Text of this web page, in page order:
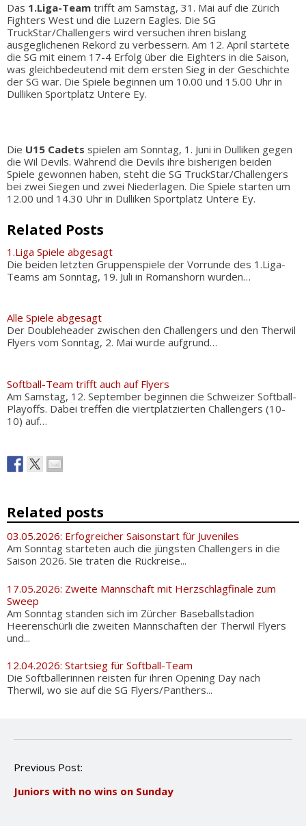
Das 1.Liga-Team trifft am Samstag, 31. Mai auf die Zürich
Fighters West und die Luzern Eagles. Die SG
TruckStar/Challengers wird versuchen ihren bislang
ausgeglichenen Rekord zu verbessern. Am 12. April startete
die SG mit einem 17-4 Erfolg über die Eighters in die Saison,
was gleichbedeutend mit dem ersten Sieg in der Geschichte
der SG war. Die Spiele beginnen um 10.00 und 15.00 Uhr in
Dulliken Sportplatz Untere Ey.
Die U15 Cadets spielen am Sonntag, 1. Juni in Dulliken gegen
die Wil Devils. Während die Devils ihre bisherigen beiden
Spiele gewonnen haben, steht die SG TruckStar/Challengers
bei zwei Siegen und zwei Niederlagen. Die Spiele starten um
12.00 und 14.30 Uhr in Dulliken Sportplatz Untere Ey.
Related Posts
1.Liga Spiele abgesagt
Die beiden letzten Gruppenspiele der Vorrunde des 1.Liga-
Teams am Sonntag, 19. Juli in Romanshorn wurden…
Alle Spiele abgesagt
Der Doubleheader zwischen den Challengers und den Therwil
Flyers vom Sonntag, 2. Mai wurde aufgrund…
Softball-Team trifft auch auf Flyers
Am Samstag, 12. September beginnen die Schweizer Softball-
Playoffs. Dabei treffen die viertplatzierten Challengers (10-
10) auf…
Related posts
03.05.2026: Erfogreicher Saisonstart für Juveniles
Am Sonntag starteten auch die jüngsten Challengers in die
Saison 2026. Sie traten die Rückreise...
17.05.2026: Zweite Mannschaft mit Herzschlagfinale zum
Sweep
Am Sonntag standen sich im Zürcher Baseballstadion
Heerenschürli die zweiten Mannschaften der Therwil Flyers
und...
12.04.2026: Startsieg für Softball-Team
Die Softballerinnen reisten für ihren Opening Day nach
Therwil, wo sie auf die SG Flyers/Panthers...
P
s
Previous Post:
Juniors with no wins on Sunday